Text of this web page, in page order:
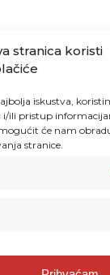
stranica koristi
iskustva,
i/ili pristup
će nam
stranice.
i obrazovanje